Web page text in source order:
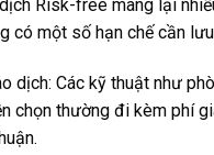
Risk-free mang lại
có một số hạn chế cần
dịch: Các kỹ thuật như
chọn thường đi kèm phí